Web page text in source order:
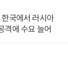
국에서 러시아
격에 수요 늘어